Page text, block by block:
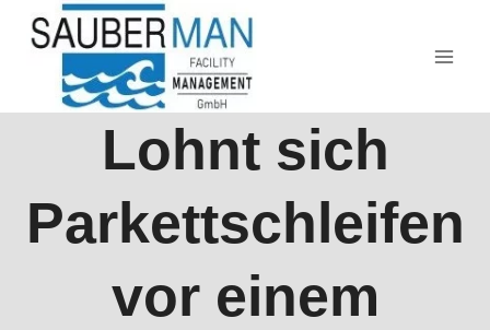
Zum
Inhalt
springen
Lohnt sich
Parkettschleifen
vor einem